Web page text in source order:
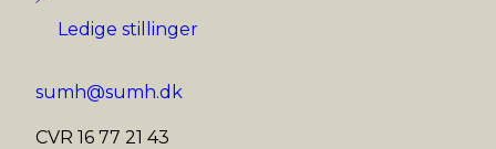
Ledige stillinger
sumh@sumh.dk
CVR 16 77 21 43